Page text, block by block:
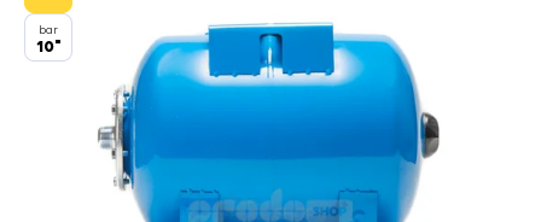
bar
10"